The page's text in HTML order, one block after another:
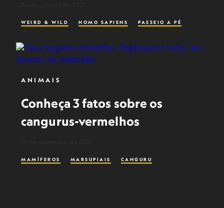
WEIRD & WILD HOMO SAPIENS PASSEIO A PÉ
ANIMAIS
Conheça 3 fatos sobre os
cangurus-vermelhos
MAMÍFEROS MARSUPIAIS CANGURU